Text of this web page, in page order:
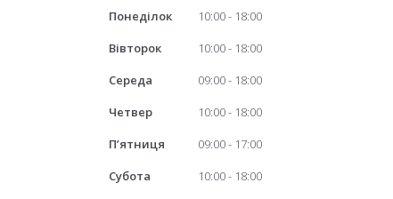
Понеділок 10:00
18:00
Вівторок
10:00
18:00
Середа
09:00
18:00
Четвер
10:00
18:00
Пʼятниця
09:00
17:00
Субота
10:00
18:00